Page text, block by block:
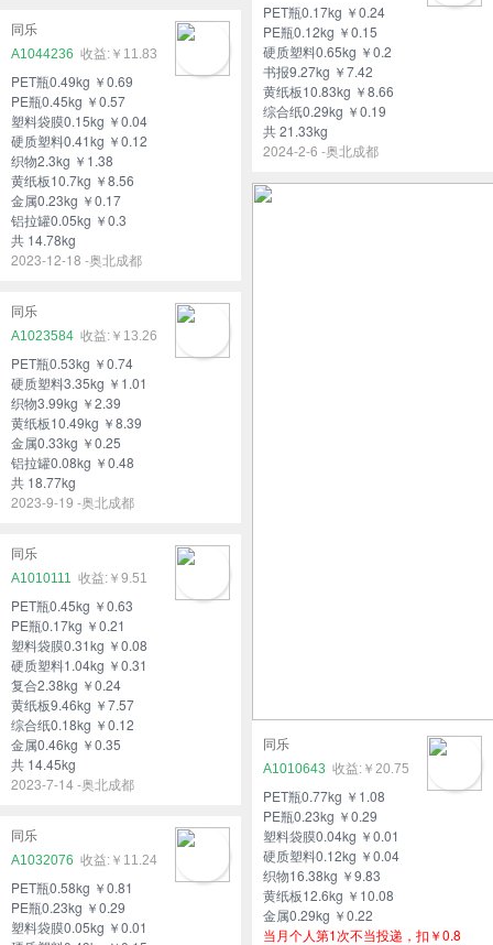
PET瓶0.17kg ￥0.24
PE瓶0.12kg ￥0.15
硬质塑料0.65kg ￥0.2
书报9.27kg ￥7.42
黄纸板10.83kg ￥8.66
综合纸0.29kg ￥0.19
共 21.33kg
2024-2-6 -奥北成都
同乐
A1044236
￥11.83
PET瓶0.49kg ￥0.69
PE瓶0.45kg ￥0.57
塑料袋膜0.15kg ￥0.04
硬质塑料0.41kg ￥0.12
织物2.3kg ￥1.38
黄纸板10.7kg ￥8.56
金属0.23kg ￥0.17
铝拉罐0.05kg ￥0.3
共 14.78kg
2023-12-18 -奥北成都
同乐
A1010643
￥20.75
PET瓶0.77kg ￥1.08
PE瓶0.23kg ￥0.29
塑料袋膜0.04kg ￥0.01
硬质塑料0.12kg ￥0.04
织物16.38kg ￥9.83
黄纸板12.6kg ￥10.08
金属0.29kg ￥0.22
当月个人第1次不当投递，扣￥0.8
同乐
A1023584
￥13.26
PET瓶0.53kg ￥0.74
硬质塑料3.35kg ￥1.01
织物3.99kg ￥2.39
黄纸板10.49kg ￥8.39
金属0.33kg ￥0.25
铝拉罐0.08kg ￥0.48
共 18.77kg
2023-9-19 -奥北成都
同乐
A1010111
￥9.51
PET瓶0.45kg ￥0.63
PE瓶0.17kg ￥0.21
塑料袋膜0.31kg ￥0.08
硬质塑料1.04kg ￥0.31
复合2.38kg ￥0.24
黄纸板9.46kg ￥7.57
综合纸0.18kg ￥0.12
金属0.46kg ￥0.35
共 14.45kg
2023-7-14 -奥北成都
同乐
A1032076
￥11.24
PET瓶0.58kg ￥0.81
PE瓶0.23kg ￥0.29
塑料袋膜0.05kg ￥0.01